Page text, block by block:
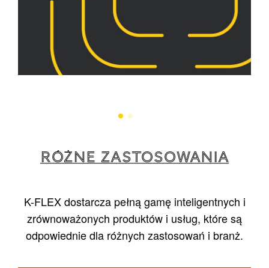
RÓŻNE ZASTOSOWANIA
K-FLEX dostarcza pełną gamę inteligentnych i
zrównoważonych produktów i usług, które są
odpowiednie dla różnych zastosowań i branż.